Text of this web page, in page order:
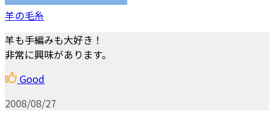
羊の毛糸
羊も手編みも大好き！
非常に興味があります。
Good
2008/08/27